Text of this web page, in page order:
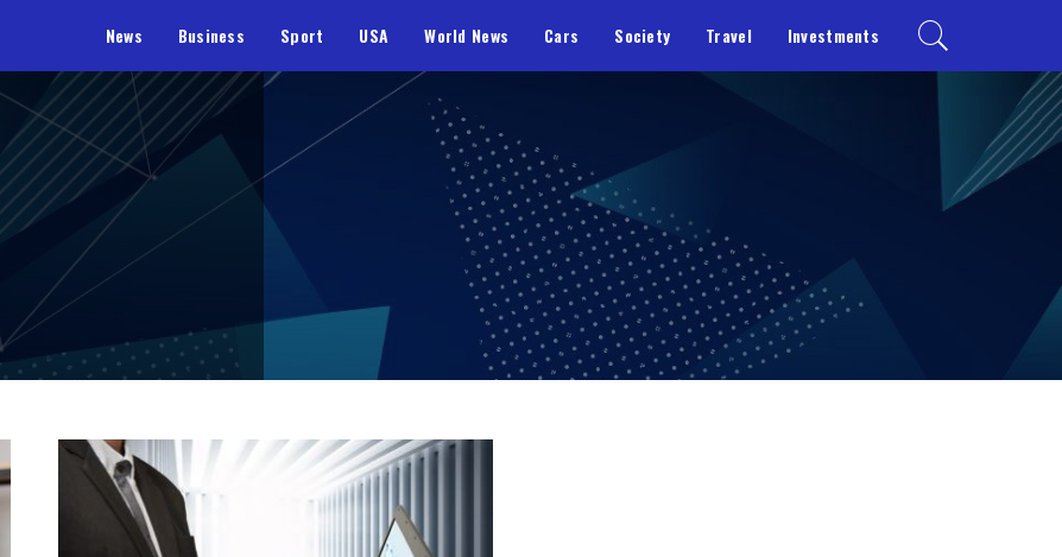
News Business Sport USA World News Cars Society Travel Investments